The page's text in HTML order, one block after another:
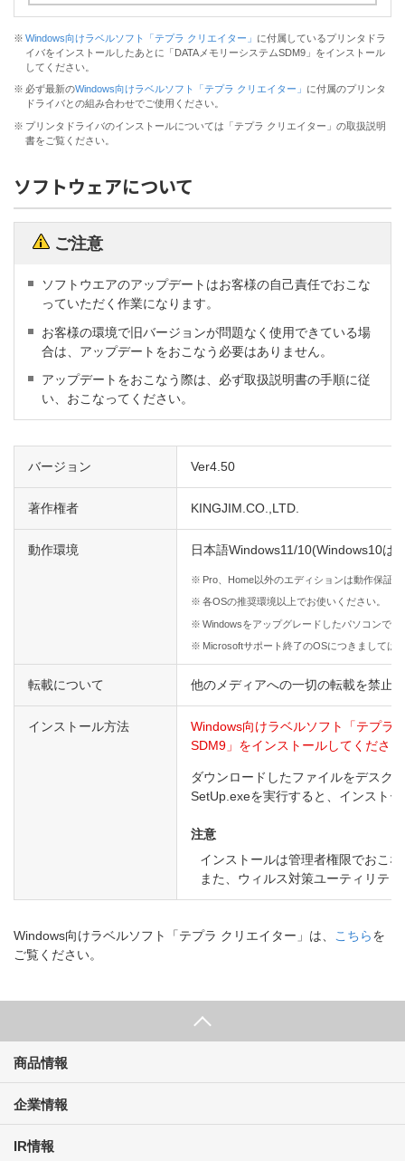
※ Windows向けラベルソフト「テプラ クリエイター」 に付属しているプリンタドラ
イバをインストールしたあとに「DATAメモリーシステムSDM9」をインストール
してください。
※ 必ず最新のWindows向けラベルソフト「テプラ クリエイター」 に付属のプリンタ
ドライバとの組み合わせでご使用ください。
※ プリンタドライバのインストールについては「テプラ クリエイター」の取扱説明
書をご覧ください。
ソフトウェアについて
ご注意
ソフトウエアのアップデートはお客様の自己責任でおこな
っていただく作業になります。
お客様の環境で旧バージョンが問題なく使用できている場
合は、アップデートをおこなう必要はありません。
アップデートをおこなう際は、必ず取扱説明書の手順に従
い、おこなってください。
バージョン Ver4.50
著作権者 KINGJIM.CO.,LTD.
動作環境 日本語Windows11/10(Windows10は
※ Pro、Home以外のエディションは動作保証
※ 各OSの推奨環境以上でお使いください。
※ Windowsをアップグレードしたパソコンで
※ Microsoftサポート終了のOSにつきましては
転載について 他のメディアへの一切の転載を禁止
インストール方法
Windows向けラベルソフト「テプラ
SDM9」をインストールしてくださ
ダウンロードしたファイルをデスク
SetUp.exeを実行すると、インスト
注意
インストールは管理者権限でおこ
また、ウィルス対策ユーティリテ
Windows向けラベルソフト「テプラ クリエイター」は、 こちらを
ご覧ください。
商品情報
企業情報
IR情報